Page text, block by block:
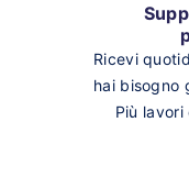
Ricevi
hai bisogno
Più